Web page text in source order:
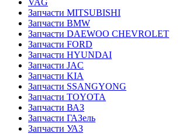
VAG
Запчасти MITSUBISHI
Запчасти BMW
Запчасти DAEWOO CHEVROLET
Запчасти FORD
Запчасти HYUNDAI
Запчасти JAC
Запчасти KIA
Запчасти SSANGYONG
Запчасти TOYOTA
Запчасти ВАЗ
Запчасти ГАЗель
Запчасти УАЗ